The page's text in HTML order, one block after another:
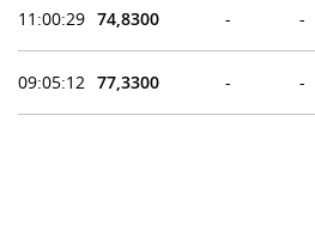
11:00:29 74,8300 - -
09:05:12 77,3300 - -